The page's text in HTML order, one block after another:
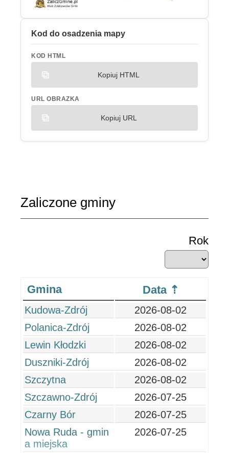
Kod do osadzenia mapy
KOD HTML
Kopiuj HTML
URL OBRAZKA
Kopiuj URL
Zaliczone gminy
Rok
Gmina Data
Kudowa-Zdrój
2026-08-02
Polanica-Zdrój
2026-08-02
Lewin Kłodzki
2026-08-02
Duszniki-Zdrój
2026-08-02
Szczytna
2026-08-02
Szczawno-Zdrój
2026-07-25
Czarny Bór
2026-07-25
Nowa Ruda - gmin
a miejska
2026-07-25